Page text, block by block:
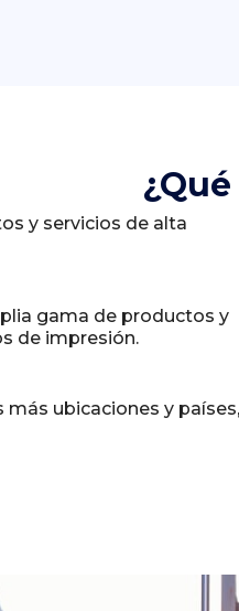
y servicios de alta
gama de productos y
de impresión.
más ubicaciones y países,